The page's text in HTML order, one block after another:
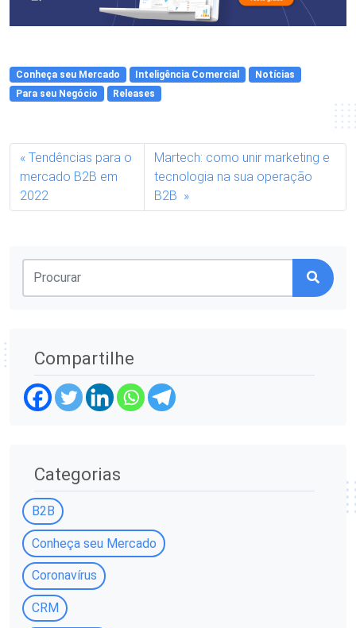
Conheça seu Mercado Inteligência Comercial
Notícias
Para seu Negócio
Releases
Tendências para o
mercado B2B em
2022
Martech: como unir marketing e
tecnologia na sua operação
B2B
Compartilhe
Categorias
B2B
Conheça seu Mercado
Coronavírus
CRM